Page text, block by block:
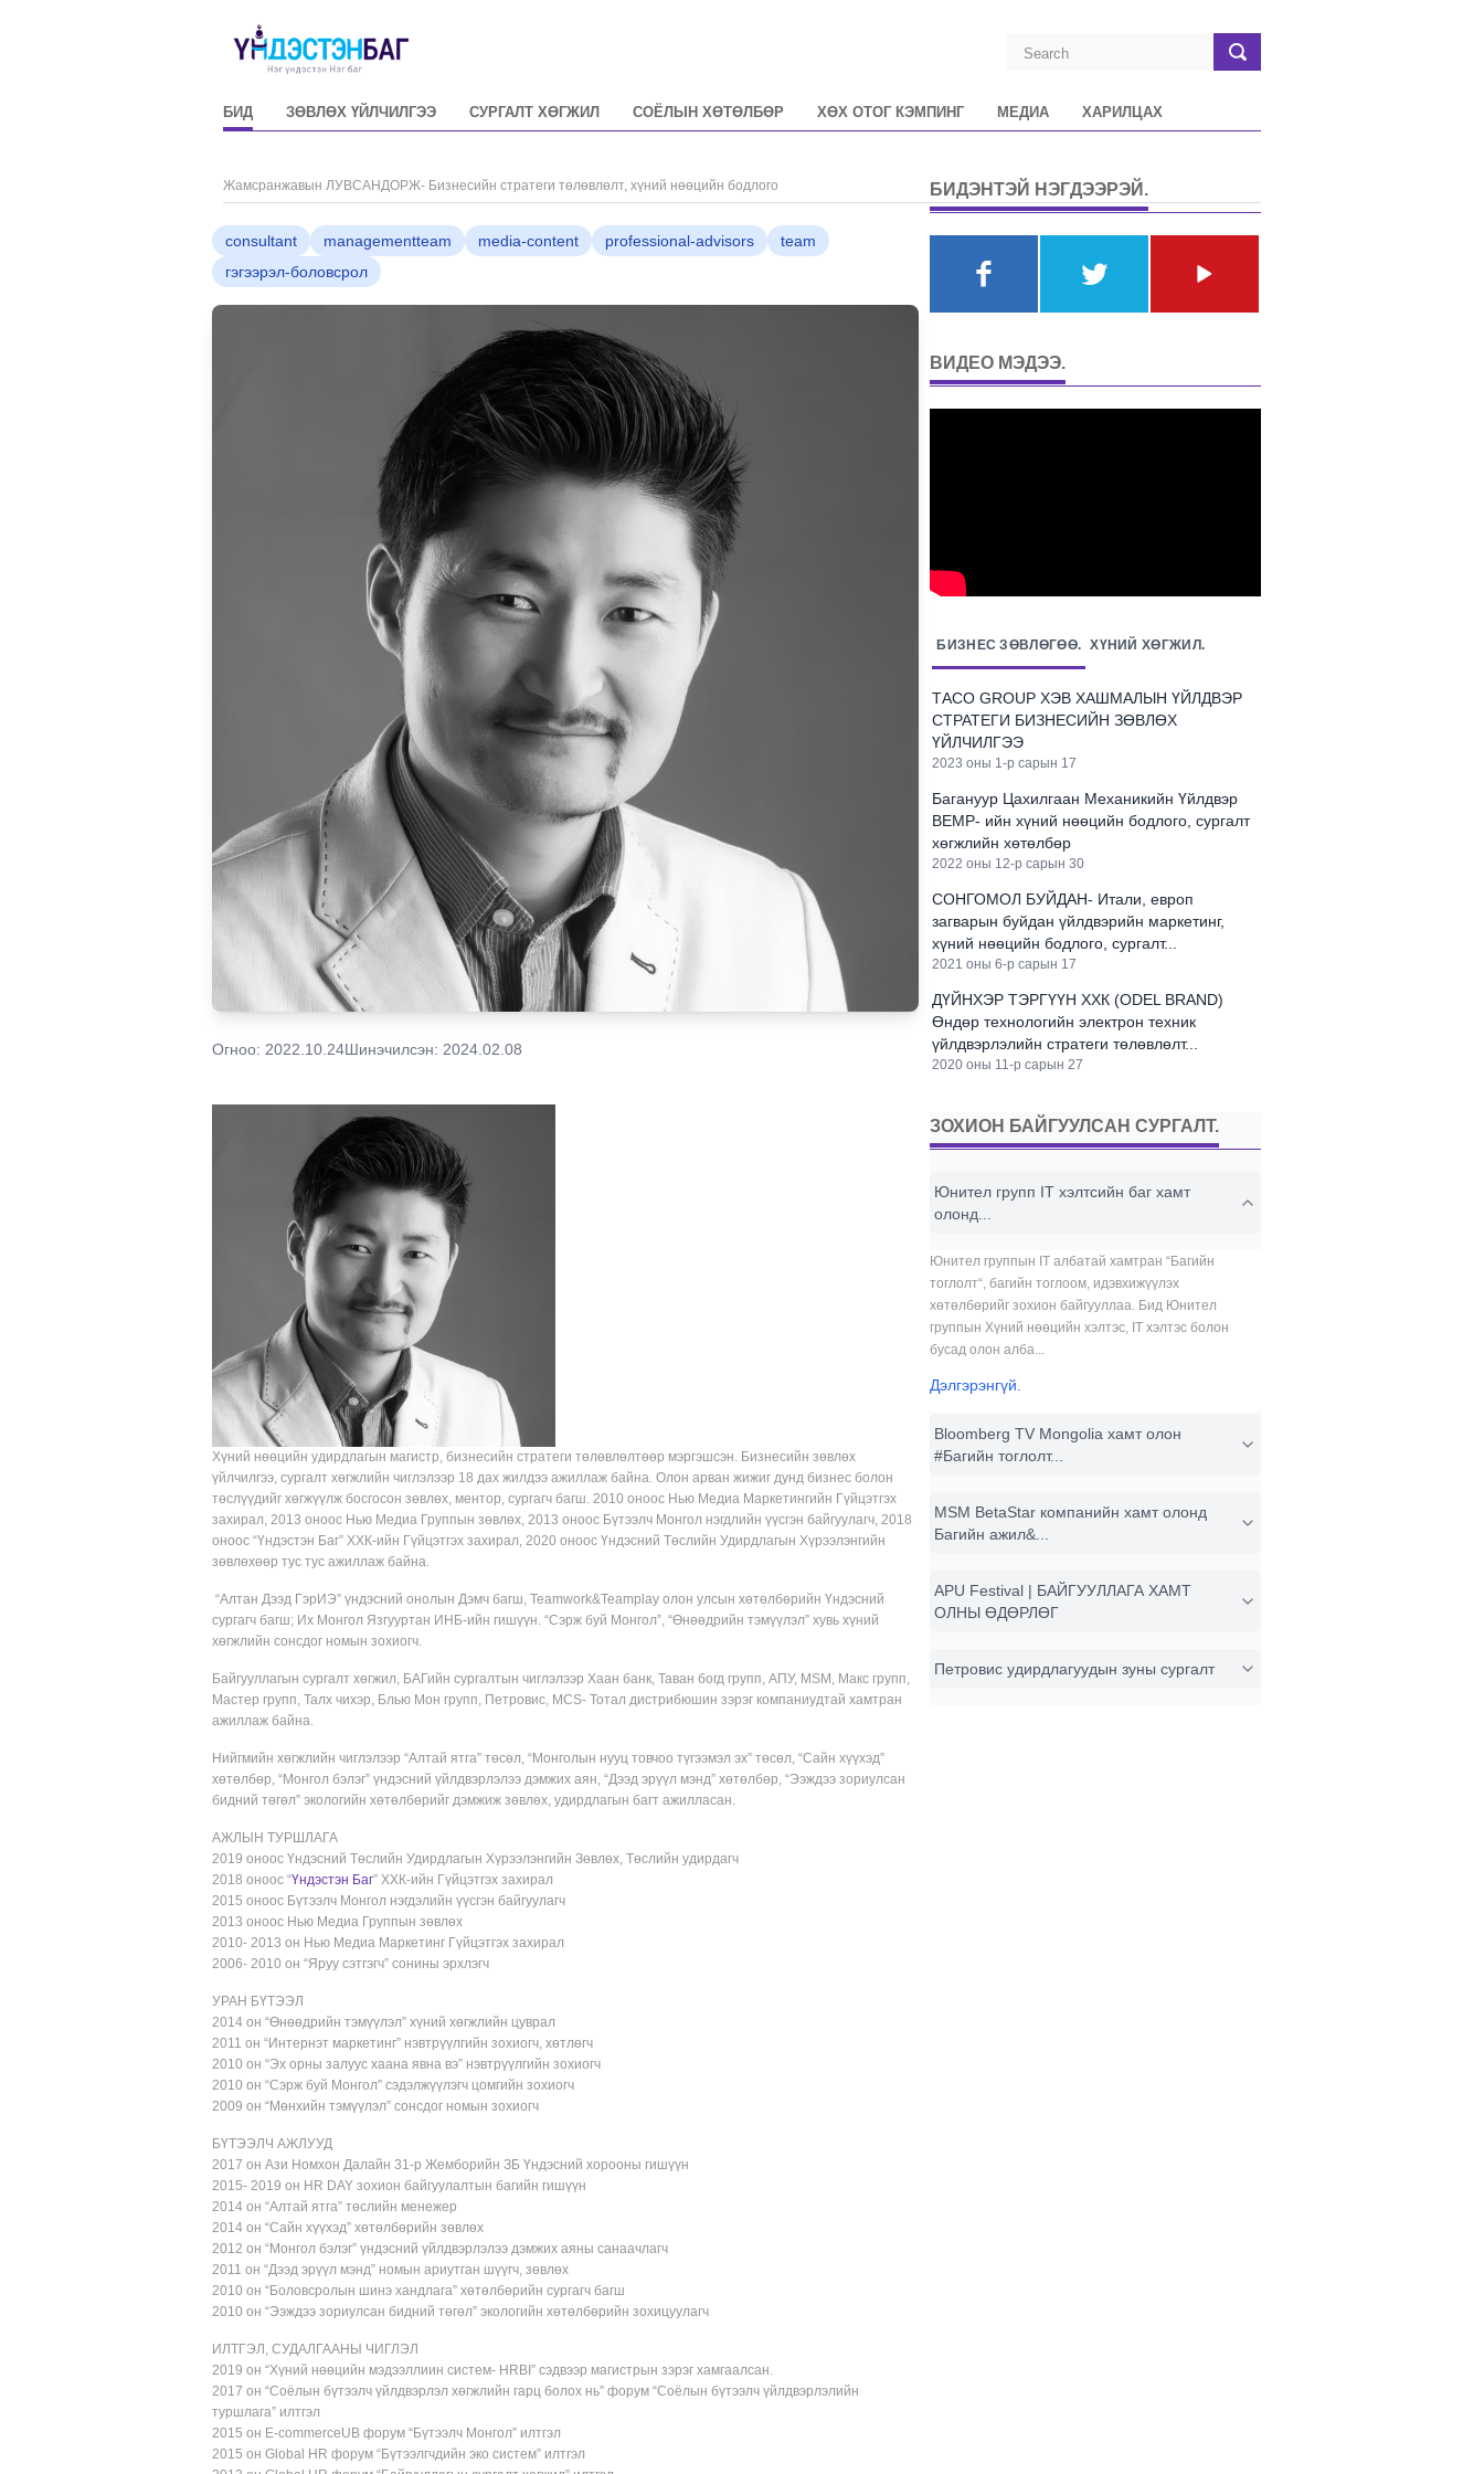
БИД ЗӨВЛӨХ ҮЙЛЧИЛГЭЭ СУРГАЛТ ХӨГЖИЛ СОЁЛЫН ХӨТӨЛБӨР ХӨХ ОТОГ КЭМПИНГ МЕДИА ХАРИЛЦАХ
Жамсранжавын ЛУВСАНДОРЖ- Бизнесийн стратеги төлөвлөлт, хүний нөөцийн бодлого
consultant managementteam media-content professional-advisors
team
гэгээрэл-боловсрол
Огноо: 2022.10.24Шинэчилсэн: 2024.02.08
Хүний нөөцийн удирдлагын магистр, бизнесийн стратеги төлөвлөлтөөр мэргэшсэн. Бизнесийн зөвлөх
үйлчилгээ, сургалт хөгжлийн чиглэлээр 18 дах жилдээ ажиллаж байна. Олон арван жижиг дунд бизнес болон
төслүүдийг хөгжүүлж босгосон зөвлөх, ментор, сургагч багш. 2010 оноос Нью Медиа Маркетингийн Гүйцэтгэх
захирал, 2013 оноос Нью Медиа Группын зөвлөх, 2013 оноос Бүтээлч Монгол нэгдлийн үүсгэн байгуулагч, 2018
оноос “Үндэстэн Баг” ХХК-ийн Гүйцэтгэх захирал, 2020 оноос Үндэсний Төслийн Удирдлагын Хүрээлэнгийн
зөвлөхөөр тус тус ажиллаж байна.
“Алтан Дээд ГэрИЭ” үндэсний онолын Дэмч багш, Teamwork&Teamplay олон улсын хөтөлбөрийн Үндэсний
сургагч багш; Их Монгол Язгууртан ИНБ-ийн гишүүн. “Сэрж буй Монгол”, “Өнөөдрийн тэмүүлэл” хувь хүний
хөгжлийн сонсдог номын зохиогч.
Байгууллагын сургалт хөгжил, БАГийн сургалтын чиглэлээр Хаан банк, Таван богд групп, АПУ, MSM, Макс групп,
Мастер групп, Талх чихэр, Блью Мон групп, Петровис, MCS- Тотал дистрибюшин зэрэг компаниудтай хамтран
ажиллаж байна.
Нийгмийн хөгжлийн чиглэлээр “Алтай ятга” төсөл, “Монголын нууц товчоо түгээмэл эх” төсөл, “Сайн хүүхэд”
хөтөлбөр, “Монгол бэлэг” үндэсний үйлдвэрлэлээ дэмжих аян, “Дээд эрүүл мэнд” хөтөлбөр, “Ээждээ зориулсан
бидний төгөл” экологийн хөтөлбөрийг дэмжиж зөвлөх, удирдлагын багт ажилласан.
АЖЛЫН ТУРШЛАГА
2019 оноос Үндэсний Төслийн Удирдлагын Хүрээлэнгийн Зөвлөх, Төслийн удирдагч
2018 оноос “Үндэстэн Баг” ХХК-ийн Гүйцэтгэх захирал
2015 оноос Бүтээлч Монгол нэгдэлийн үүсгэн байгуулагч
2013 оноос Нью Медиа Группын зөвлөх
2010- 2013 он Нью Медиа Маркетинг Гүйцэтгэх захирал
2006- 2010 он “Яруу сэтгэгч” сонины эрхлэгч
УРАН БҮТЭЭЛ
2014 он “Өнөөдрийн тэмүүлэл” хүний хөгжлийн цуврал
2011 он “Интернэт маркетинг” нэвтрүүлгийн зохиогч, хөтлөгч
2010 он “Эх орны залуус хаана явна вэ” нэвтрүүлгийн зохиогч
2010 он “Сэрж буй Монгол” сэдэлжүүлэгч цомгийн зохиогч
2009 он “Мөнхийн тэмүүлэл” сонсдог номын зохиогч
БҮТЭЭЛЧ АЖЛУУД
2017 он Ази Номхон Далайн 31-р Жемборийн ЗБ Үндэсний хорооны гишүүн
2015- 2019 он HR DAY зохион байгуулалтын багийн гишүүн
2014 он “Алтай ятга” төслийн менежер
2014 он “Сайн хүүхэд” хөтөлбөрийн зөвлөх
2012 он “Монгол бэлэг” үндэсний үйлдвэрлэлээ дэмжих аяны санаачлагч
2011 он “Дээд эрүүл мэнд” номын ариутган шүүгч, зөвлөх
2010 он “Боловсролын шинэ хандлага” хөтөлбөрийн сургагч багш
2010 он “Ээждээ зориулсан бидний төгөл” экологийн хөтөлбөрийн зохицуулагч
ИЛТГЭЛ, СУДАЛГААНЫ ЧИГЛЭЛ
2019 он “Хүний нөөцийн мэдээллиин систем- HRBI” сэдвээр магистрын зэрэг хамгаалсан.
2017 он “Соёлын бүтээлч үйлдвэрлэл хөгжлийн гарц болох нь” форум “Соёлын бүтээлч үйлдвэрлэлийн
туршлага” илтгэл
2015 он E-commerceUB форум “Бүтээлч Монгол” илтгэл
2015 он Global HR форум “Бүтээлгчдийн эко систем” илтгэл
БИДЭНТЭЙ НЭГДЭЭРЭЙ.
ВИДЕО МЭДЭЭ.
БИЗНЕС ЗӨВЛӨГӨӨ. ХҮНИЙ ХӨГЖИЛ.
ТАСО GROUP ХЭВ ХАШМАЛЫН ҮЙЛДВЭР
СТРАТЕГИ БИЗНЕСИЙН ЗӨВЛӨХ
ҮЙЛЧИЛГЭЭ
2023 оны 1-р сарын 17
Багануур Цахилгаан Механикийн Үйлдвэр
BEMP- ийн хүний нөөцийн бодлого, сургалт
хөгжлийн хөтөлбөр
2022 оны 12-р сарын 30
СОНГОМОЛ БУЙДАН- Итали, европ
загварын буйдан үйлдвэрийн маркетинг,
хүний нөөцийн бодлого, сургалт...
2021 оны 6-р сарын 17
ДҮЙНХЭР ТЭРГҮҮН ХХК (ODEL BRAND)
Өндөр технологийн электрон техник
үйлдвэрлэлийн стратеги төлөвлөлт...
2020 оны 11-р сарын 27
ЗОХИОН БАЙГУУЛСАН СУРГАЛТ.
Юнител групп IT хэлтсийн баг хамт
олонд...
Юнител группын IT албатай хамтран “Багийн
тоглолт“, багийн тоглоом, идэвхижүүлэх
хөтөлбөрийг зохион байгууллаа. Бид Юнител
группын Хүний нөөцийн хэлтэс, IT хэлтэс болон
бусад олон алба...
Дэлгэрэнгүй.
Bloomberg TV Mongolia хамт олон
#Багийн тоглолт...
MSM BetaStar компанийн хамт олонд
Багийн ажил&...
APU Festival | БАЙГУУЛЛАГА ХАМТ
ОЛНЫ ӨДӨРЛӨГ
Петровис удирдлагуудын зуны сургалт